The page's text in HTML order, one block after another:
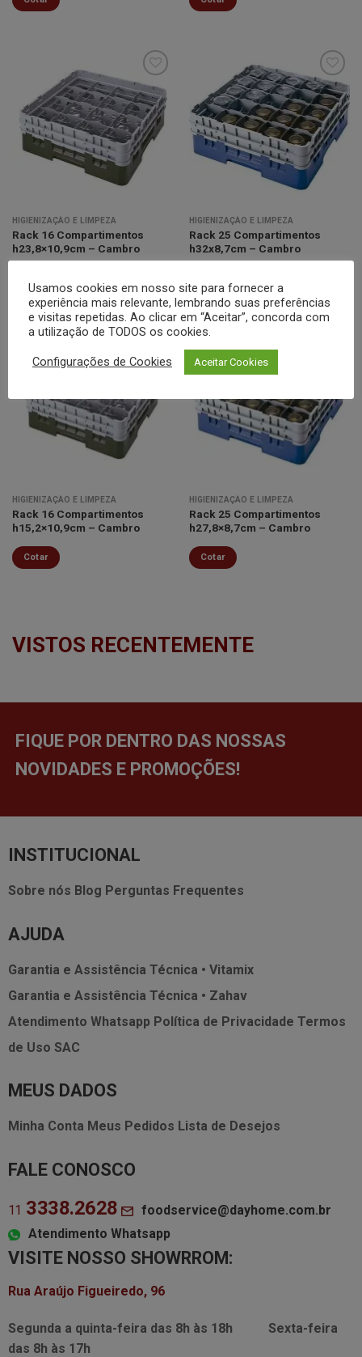
Minha
lista de
desejos
HIGIENIZAÇÃO E LIMPEZA
Rack 16 Compartimentos
h23,8×10,9cm – Cambro
Minha
lista de
desejos
HIGIENIZAÇÃO E LIMPEZA
Rack 25 Compartimentos
h32x8,7cm – Cambro
Minha
lista de
desejos
HIGIENIZAÇÃO E LIMPEZA
Rack 16 Compartimentos
h15,2×10,9cm – Cambro
Cotar
Minha
lista de
desejos
HIGIENIZAÇÃO E LIMPEZA
Rack 25 Compartimentos
h27,8×8,7cm – Cambro
Cotar
VISTOS RECENTEMENTE
FIQUE POR DENTRO DAS NOSSAS
NOVIDADES E PROMOÇÕES!
INSTITUCIONAL
Sobre nós Blog Perguntas Frequentes
AJUDA
Garantia e Assistência Técnica • Vitamix
Garantia e Assistência Técnica • Zahav
Atendimento Whatsapp Política de Privacidade Termos
de Uso SAC
MEUS DADOS
Minha Conta Meus Pedidos Lista de Desejos
FALE CONOSCO
11 3338.2628
foodservice@dayhome.com.br
Atendimento Whatsapp
VISITE NOSSO SHOWRROM:
Rua Araújo Figueiredo, 96
Segunda a quinta-feira das 8h às 18h
Sexta-feira
das 8h às 17h
Usamos cookies em nosso site para fornecer a
experiência mais relevante, lembrando suas preferências
e visitas repetidas. Ao clicar em “Aceitar”, concorda com
a utilização de TODOS os cookies.
Configurações de Cookies Aceitar Cookies